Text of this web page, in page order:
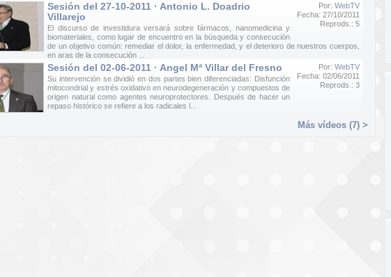
Por: WebTV
Fecha: 27/10/2011
Reprods.: 5
Sesión del 27-10-2011 · Antonio L. Doadrio
Villarejo
El discurso de investidura versará sobre fármacos, nanomedicina y
biomateriales, como lugar de encuentro en la búsqueda y consecución
de un objetivo común: remediar el dolor, la enfermedad, y el deterioro de nuestros cuerpos,
en aras de la consecución ...
Por: WebTV
Fecha: 02/06/2011
Reprods.: 3
Sesión del 02-06-2011 · Angel Mª Villar del Fresno
Su intervención se dividió en dos partes bien diferenciadas: Disfunción
mitocondrial y estrés oxidativo en neurodegeneración y compuestos de
origen natural como agentes neuroprotectores. Después de hacer un
repaso histórico se refiere a los radicales l...
Más vídeos (7) >